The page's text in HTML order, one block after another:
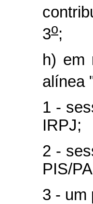
3o;
h) em
alínea
1 -
IRPJ;
2 -
PIS/
3 - um